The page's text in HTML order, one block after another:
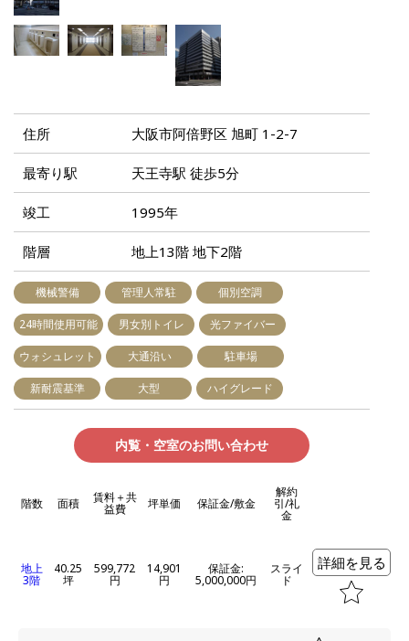
住所 大阪市阿倍野区 旭町 1-2-7
最寄り駅 天王寺駅 徒歩5分
竣工 1995年
階層 地上13階 地下2階
機械警備 管理人常駐 個別空調
24時間使用可能 男女別トイレ 光ファイバー
ウォシュレット 大通沿い 駐車場
新耐震基準 大型 ハイグレード
内覧・空室のお問い合わせ
階数 面積 賃料＋共
益費 坪単価 保証金/敷金
解約
引/礼
金
地上
3階
40.25
坪
599,772
円
14,901
円
保証金:
5,000,000円
スライ
ド
詳細を見る